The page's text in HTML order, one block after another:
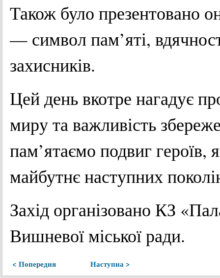
Також було презентовано
— символ пам’яті,
захисників.
Цей день вкотре нагадує
миру та важливість
пам’ятаємо подвиг героїв,
майбутнє наступних
Захід організовано КЗ
Вишневої міської ради.
< Попередня Наступна >